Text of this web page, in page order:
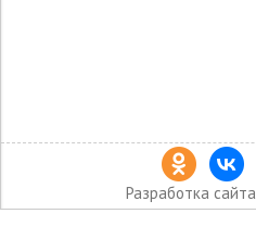
Разработка сайта